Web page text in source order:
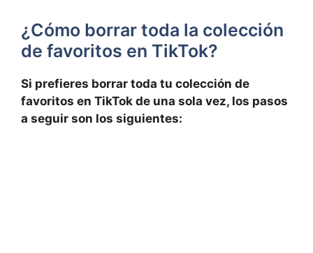
¿Cómo borrar toda la colección
de favoritos en TikTok?
Si ⁢prefieres borrar toda tu colección de
favoritos en TikTok de una sola vez, los pasos⁢
a seguir son los siguientes: